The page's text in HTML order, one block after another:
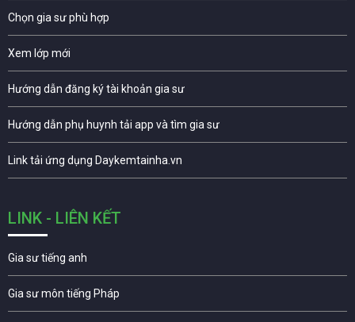
Chọn gia sư phù hợp
Xem lớp mới
Hướng dẫn đăng ký tài khoản gia sư
Hướng dẫn phụ huynh tải app và tìm gia sư
Link tải ứng dụng Daykemtainha.vn
LINK - LIÊN KẾT
Gia sư tiếng anh
Gia sư môn tiếng Pháp